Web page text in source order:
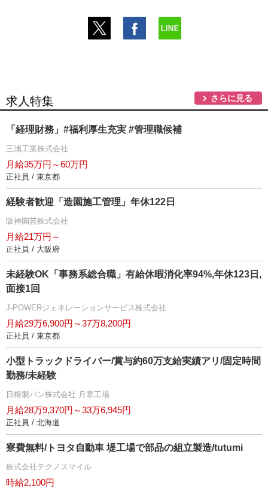
求人特集 さらに見る
「経理財務」#福利厚生充実 #管理職候補
三浦工業株式会社
月給35万円～60万円
正社員 / 東京都
経験者歓迎「造園施工管理」年休122日
阪神園芸株式会社
月給21万円～
正社員 / 大阪府
未経験OK「事務系総合職」有給休暇消化率94%,年休123日,
面接1回
J-POWERジェネレーションサービス株式会社
月給29万6,900円～37万8,200円
正社員 / 東京都
小型トラックドライバー/賞与約60万支給実績アリ/固定時間
勤務/未経験
日糧製パン株式会社 月寒工場
月給28万9,370円～33万6,945円
正社員 / 北海道
寮費無料/トヨタ自動車 堤工場で部品の組立製造/tutumi
株式会社テクノスマイル
時給2,100円